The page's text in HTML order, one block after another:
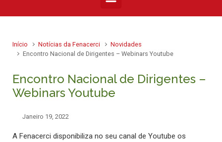
Início Notícias da Fenacerci
Novidades
Encontro Nacional de Dirigentes – Webinars Youtube
Encontro Nacional de Dirigentes –
Webinars Youtube
Janeiro 19, 2022
A Fenacerci disponibiliza no seu canal de Youtube os